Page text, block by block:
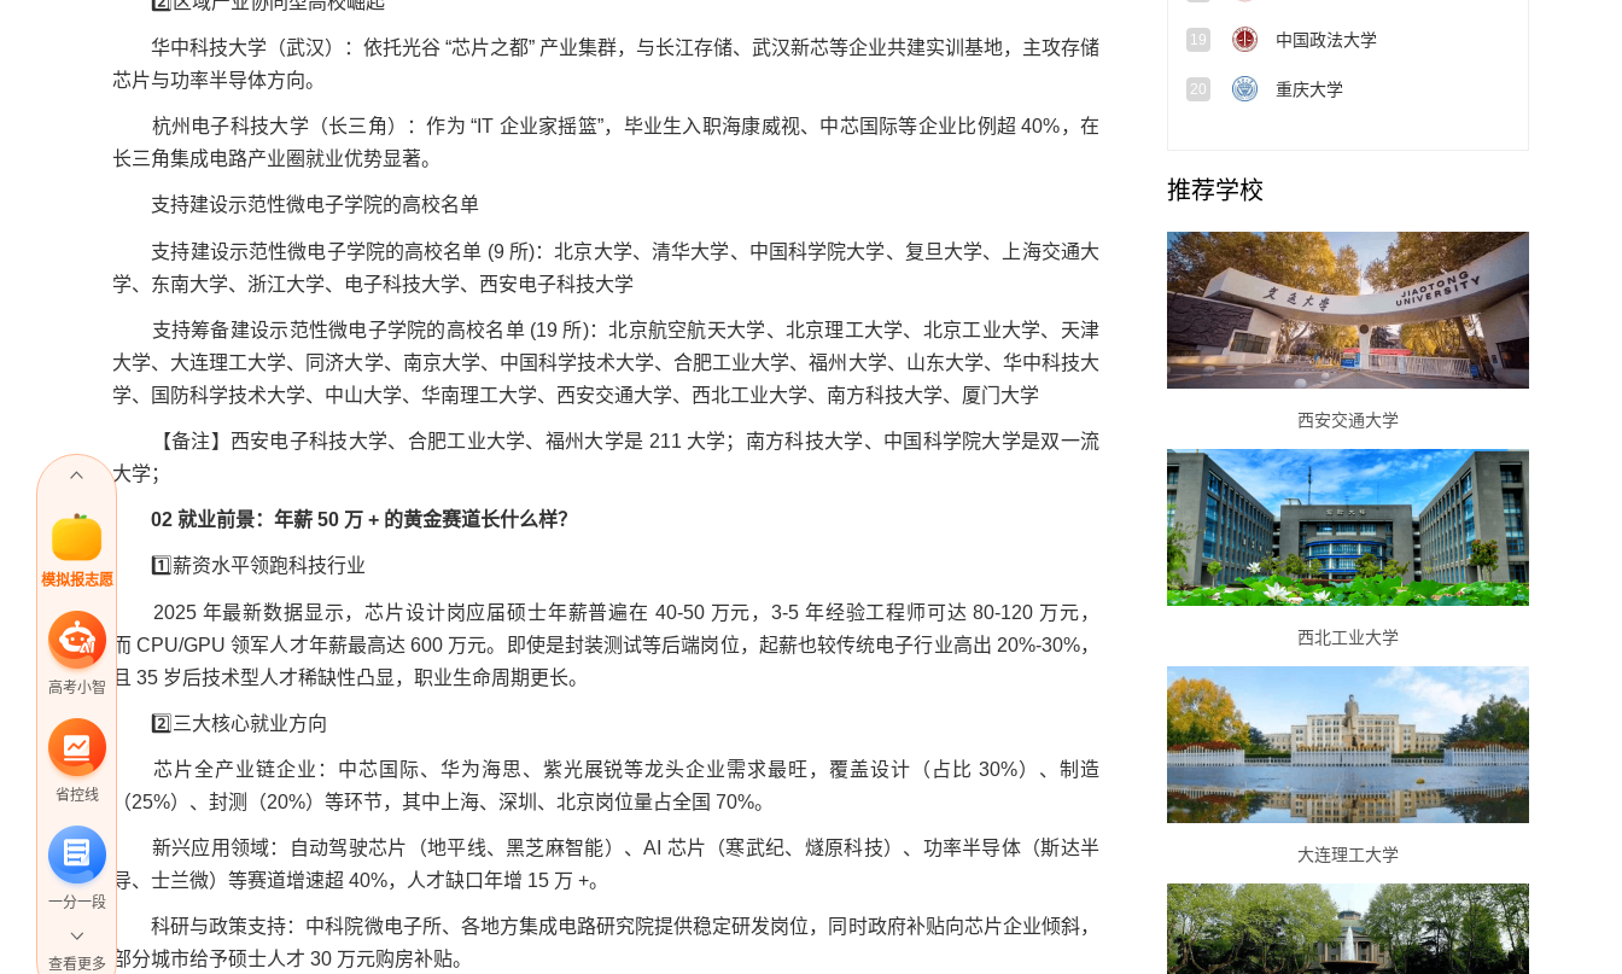
模拟报志愿
高考小智
省控线
一分一段
查看更多
华中科技大学（武汉）：依托光谷 “芯片之都” 产业集群，与长江存储、武汉新芯等企业共建实训基地，主攻存储
芯片与功率半导体方向。
杭州电子科技大学（长三角）：作为 “IT 企业家摇篮”，毕业生入职海康威视、中芯国际等企业比例超 40%，在
长三角集成电路产业圈就业优势显著。
支持建设示范性微电子学院的高校名单
支持建设示范性微电子学院的高校名单 (9 所)：北京大学、清华大学、中国科学院大学、复旦大学、上海交通大
学、东南大学、浙江大学、电子科技大学、西安电子科技大学
支持筹备建设示范性微电子学院的高校名单 (19 所)：北京航空航天大学、北京理工大学、北京工业大学、天津
大学、大连理工大学、同济大学、南京大学、中国科学技术大学、合肥工业大学、福州大学、山东大学、华中科技大
学、国防科学技术大学、中山大学、华南理工大学、西安交通大学、西北工业大学、南方科技大学、厦门大学
【备注】西安电子科技大学、合肥工业大学、福州大学是 211 大学；南方科技大学、中国科学院大学是双一流
大学；
02 就业前景：年薪 50 万 + 的黄金赛道长什么样？
1️⃣薪资水平领跑科技行业
2025 年最新数据显示，芯片设计岗应届硕士年薪普遍在 40-50 万元，3-5 年经验工程师可达 80-120 万元，
而 CPU/GPU 领军人才年薪最高达 600 万元。即使是封装测试等后端岗位，起薪也较传统电子行业高出 20%-30%，
且 35 岁后技术型人才稀缺性凸显，职业生命周期更长。
2️⃣三大核心就业方向
芯片全产业链企业：中芯国际、华为海思、紫光展锐等龙头企业需求最旺，覆盖设计（占比 30%）、制造
（25%）、封测（20%）等环节，其中上海、深圳、北京岗位量占全国 70%。
新兴应用领域：自动驾驶芯片（地平线、黑芝麻智能）、AI 芯片（寒武纪、燧原科技）、功率半导体（斯达半
导、士兰微）等赛道增速超 40%，人才缺口年增 15 万 +。
科研与政策支持：中科院微电子所、各地方集成电路研究院提供稳定研发岗位，同时政府补贴向芯片企业倾斜，
部分城市给予硕士人才 30 万元购房补贴。
19 中国政法大学
20 重庆大学
推荐学校
西安交通大学
西北工业大学
大连理工大学